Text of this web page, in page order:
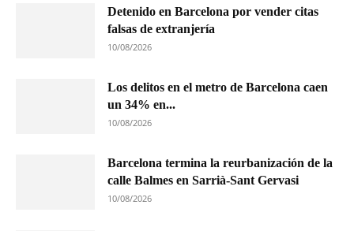
Detenido en Barcelona por vender citas
falsas de extranjería
10/08/2026
Los delitos en el metro de Barcelona caen
un 34% en...
10/08/2026
Barcelona termina la reurbanización de la
calle Balmes en Sarrià-Sant Gervasi
10/08/2026